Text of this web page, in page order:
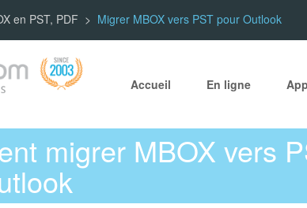
en PST, PDF Migrer MBOX vers PST pour Outlook
Accueil En ligne
migrer MBOX vers